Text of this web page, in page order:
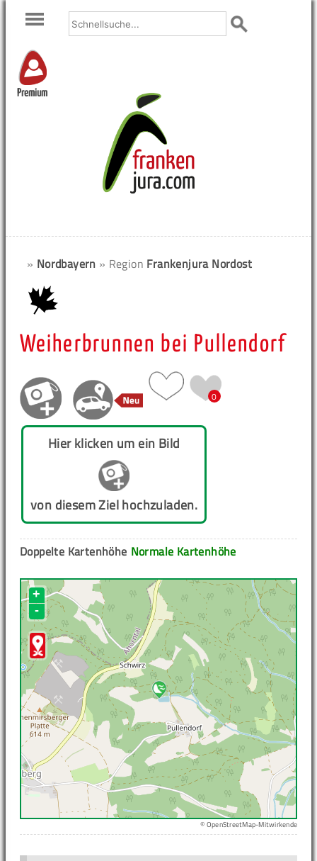
Premium
» Nordbayern » Region Frankenjura Nordost
Weiherbrunnen bei Pullendorf
0
Hier klicken um ein Bild
von diesem Ziel hochzuladen.
Normale Kartenhöhe
Doppelte Kartenhöhe
+
-
© OpenStreetMap-Mitwirkende